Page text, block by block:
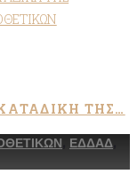
ΤΗΣ…
ΕΔΔΑΔ